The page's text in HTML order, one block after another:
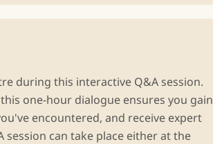
during this interactive Q&A session.
one-hour dialogue ensures you gain
encountered, and receive expert
session can take place either at the